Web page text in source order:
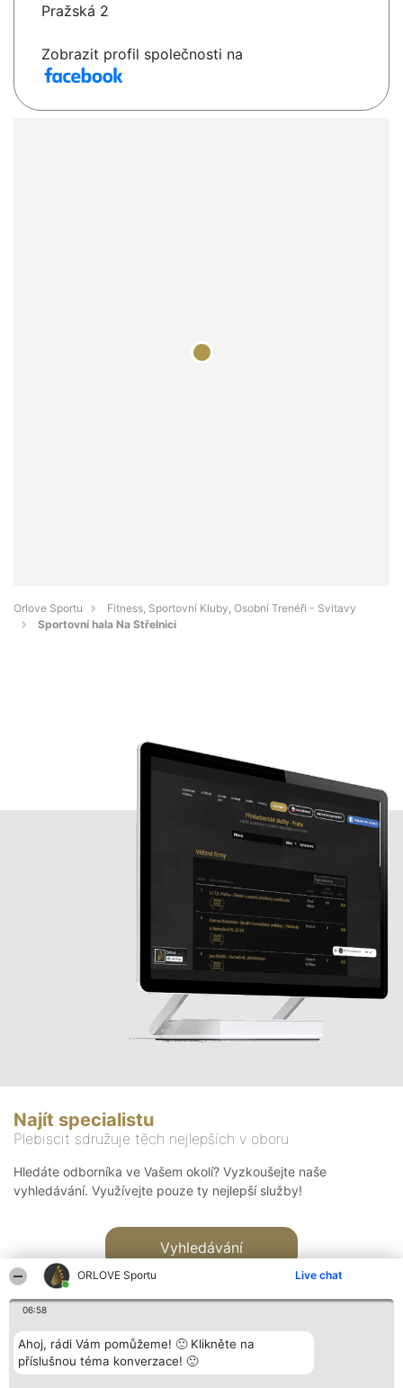
ORLOVE Sportu Live chat
06:58
Ahoj, rádi Vám pomůžeme! 🙂 Klikněte na
příslušnou téma konverzace! 🙂
Pražská 2
Zobrazit profil společnosti na
Orlove Sportu
Fitness, Sportovní Kluby, Osobní Trenéři - Svitavy
Sportovní hala Na Střelnici
Najít specialistu
Plebiscit sdružuje těch nejlepších v oboru
Hledáte odborníka ve Vašem okolí? Vyzkoušejte naše
vyhledávání. Využívejte pouze ty nejlepší služby!
Vyhledávání